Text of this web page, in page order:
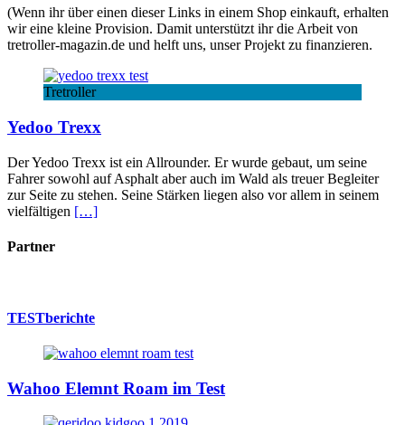
(Wenn ihr über einen dieser Links in einem Shop einkauft, erhalten
wir eine kleine Provision. Damit unterstützt ihr die Arbeit von
tretroller-magazin.de und helft uns, unser Projekt zu finanzieren.
Tretroller
Yedoo Trexx
Der Yedoo Trexx ist ein Allrounder. Er wurde gebaut, um seine
Fahrer sowohl auf Asphalt aber auch im Wald als treuer Begleiter
zur Seite zu stehen. Seine Stärken liegen also vor allem in seinem
vielfältigen […]
Partner
TESTberichte
Wahoo Elemnt Roam im Test